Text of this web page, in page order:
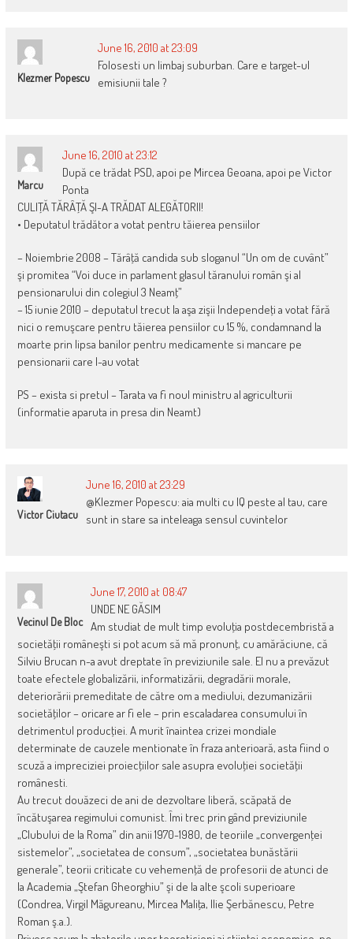
Klezmer Popescu
June 16, 2010 at 23:09
Folosesti un limbaj suburban. Care e target-ul
emisiunii tale ?
Marcu
June 16, 2010 at 23:12
După ce trădat PSD, apoi pe Mircea Geoana, apoi pe Victor
Ponta
CULIŢĂ TĂRÂŢĂ ŞI-A TRĂDAT ALEGĂTORII!
• Deputatul trădător a votat pentru tăierea pensiilor
– Noiembrie 2008 – Tărâţă candida sub sloganul “Un om de cuvânt”
şi promitea “Voi duce in parlament glasul tăranului român şi al
pensionarului din colegiul 3 Neamţ”
– 15 iunie 2010 – deputatul trecut la aşa zişii Independeţi a votat fără
nici o remuşcare pentru tăierea pensiilor cu 15 %, condamnand la
moarte prin lipsa banilor pentru medicamente si mancare pe
pensionarii care l-au votat
PS – exista si pretul – Tarata va fi noul ministru al agriculturii
(informatie aparuta in presa din Neamt)
Victor Ciutacu
June 16, 2010 at 23:29
@Klezmer Popescu: aia multi cu IQ peste al tau, care
sunt in stare sa inteleaga sensul cuvintelor
Vecinul De Bloc
June 17, 2010 at 08:47
UNDE NE GĂSIM
Am studiat de mult timp evoluţia postdecembristă a
societăţii româneşti si pot acum să mă pronunţ, cu amărăciune, că
Silviu Brucan n-a avut dreptate în previziunile sale. El nu a prevăzut
toate efectele globalizării, informatizării, degradării morale,
deteriorării premeditate de către om a mediului, dezumanizării
societăţilor – oricare ar fi ele – prin escaladarea consumului în
detrimentul producţiei. A murit înaintea crizei mondiale
determinate de cauzele mentionate în fraza anterioară, asta fiind o
scuză a impreciziei proiecţiilor sale asupra evoluţiei societăţii
românesti.
Au trecut douăzeci de ani de dezvoltare liberă, scăpată de
încătuşarea regimului comunist. Îmi trec prin gând previziunile
„Clubului de la Roma” din anii 1970-1980, de teoriile „convergenţei
sistemelor”, „societatea de consum”, „societatea bunăstării
generale”, teorii criticate cu vehemenţă de profesorii de atunci de
la Academia „Ştefan Gheorghiu” şi de la alte şcoli superioare
(Condrea, Virgil Măgureanu, Mircea Maliţa, Ilie Şerbănescu, Petre
Roman ş.a.).